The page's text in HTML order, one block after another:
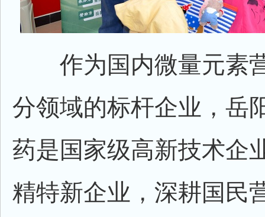
作为国内微量元素
分领域的标杆企业，岳
药是国家级高新技术企
精特新企业，深耕国民